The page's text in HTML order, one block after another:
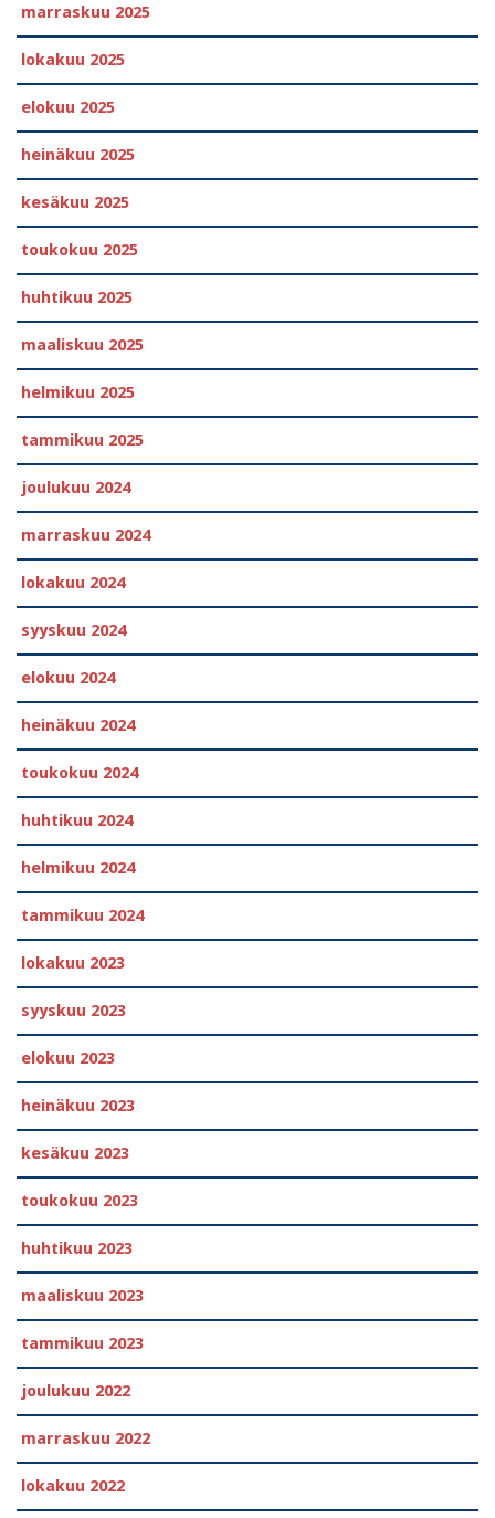
marraskuu 2025
lokakuu 2025
elokuu 2025
heinäkuu 2025
kesäkuu 2025
toukokuu 2025
huhtikuu 2025
maaliskuu 2025
helmikuu 2025
tammikuu 2025
joulukuu 2024
marraskuu 2024
lokakuu 2024
syyskuu 2024
elokuu 2024
heinäkuu 2024
toukokuu 2024
huhtikuu 2024
helmikuu 2024
tammikuu 2024
lokakuu 2023
syyskuu 2023
elokuu 2023
heinäkuu 2023
kesäkuu 2023
toukokuu 2023
huhtikuu 2023
maaliskuu 2023
tammikuu 2023
joulukuu 2022
marraskuu 2022
lokakuu 2022